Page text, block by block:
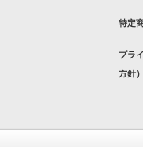
特定
プラ
方針）